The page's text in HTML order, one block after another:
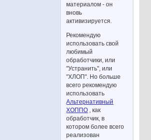
материалом - он
вновь
активизируется.
Рекомендую
использовать свой
любимый
обработчики, или
"Устранить", или
"ХЛОП". Но больше
всего рекомендую
использовать
Альтернативный
ХОППО , как
обработчик, в
котором более всего
реализован